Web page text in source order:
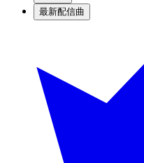
最新配信曲